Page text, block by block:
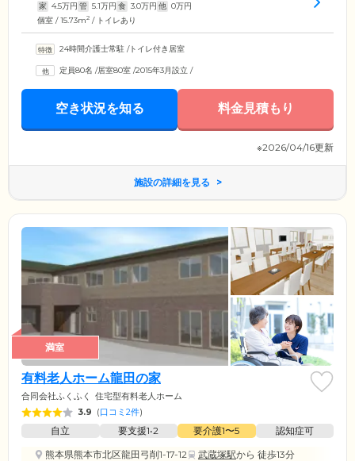
家 4.5万円 管 5.1万円 食 3.0万円 他 0万円
個室 / 15.73m2 / トイレあり
24時間介護士常駐 /トイレ付き居室
定員80名 /居室80室 /2015年3月設立 /
空き状況を知る 料金見積もり
※2026/04/16更新
施設の詳細を見る
満室
有料老人ホーム龍田の家
合同会社ふくふく
住宅型有料老人ホーム
3.9 (口コミ2件)
自立 要支援1•2 要介護1〜5
認知症可
熊本県熊本市北区龍田弓削1-17-12
武蔵塚駅から 徒歩13分